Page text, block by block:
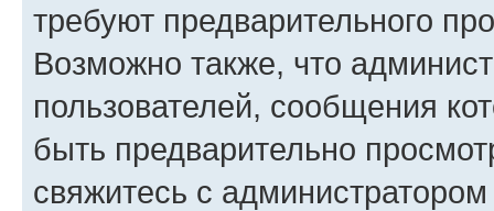
требуют предварительного
Возможно также, что
пользователей, сообщения
быть предварительно
свяжитесь с